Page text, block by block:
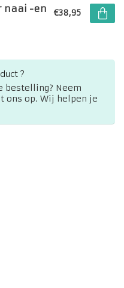
naai -en €38,95
?
bestelling? Neem
ons op. Wij helpen je